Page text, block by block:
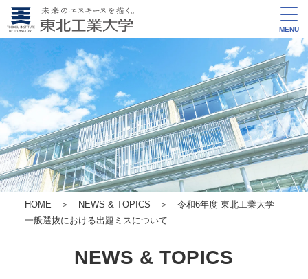
MENU
HOME ＞ NEWS & TOPICS ＞ 令和6年度 東北工業大学
一般選抜における出題ミスについて
NEWS & TOPICS